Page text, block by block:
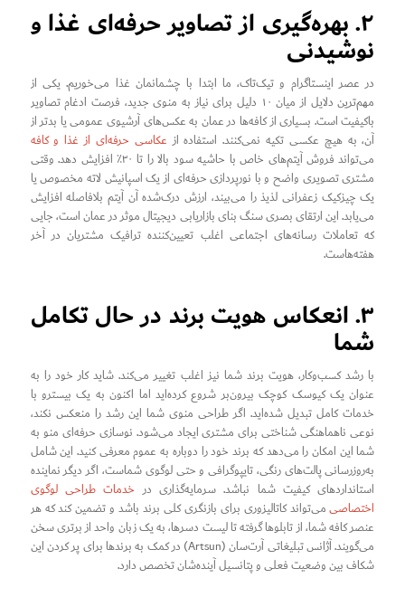
۲. بهره‌گیری از تصاویر حرفه‌ای غذا و
نوشیدنی
در عصر اینستاگرام و تیک‌تاک، ما ابتدا با چشمانمان غذا می‌خوریم. یکی از
مهم‌ترین دلایل از میان ۱۰ دلیل برای نیاز به منوی جدید، فرصت ادغام تصاویر
باکیفیت است. بسیاری از کافه‌ها در عمان به عکس‌های آرشیوی عمومی یا بدتر از
آن، به هیچ عکسی تکیه نمی‌کنند. استفاده از عکاسی حرفه‌ای از غذا و کافه
می‌تواند فروش آیتم‌های خاص با حاشیه سود بالا را تا ۳۰٪ افزایش دهد. وقتی
مشتری تصویری واضح و با نورپردازی حرفه‌ای از یک اسپانیش لاته مخصوص یا
یک چیزکیک زعفرانی لذیذ را می‌بیند، ارزش درک‌شده آن آیتم بلافاصله افزایش
می‌یابد. این ارتقای بصری سنگ بنای بازاریابی دیجیتال موثر در عمان است، جایی
که تعاملات رسانه‌های اجتماعی اغلب تعیین‌کننده ترافیک مشتریان در آخر
هفته‌هاست.
۳. انعکاس هویت برند در حال تکامل
شما
با رشد کسب‌وکار، هویت برند شما نیز اغلب تغییر می‌کند. شاید کار خود را به
عنوان یک کیوسک کوچک بیرون‌بر شروع کرده‌اید اما اکنون به یک بیسترو با
خدمات کامل تبدیل شده‌اید. اگر طراحی منوی شما این رشد را منعکس نکند،
نوعی ناهماهنگی شناختی برای مشتری ایجاد می‌شود. نوسازی حرفه‌ای منو به
شما این امکان را می‌دهد که برند خود را دوباره به عموم معرفی کنید. این شامل
به‌روزرسانی پالت‌های رنگی، تایپوگرافی و حتی لوگوی شماست، اگر دیگر نماینده
استانداردهای کیفیت شما نباشد. سرمایه‌گذاری در خدمات طراحی لوگوی
اختصاصیمی‌تواند کاتالیزوری برای بازنگری کلی برند باشد و تضمین کند که هر
عنصر کافه شما، از تابلوها گرفته تا لیست دسرها، به یک زبان واحد از برتری سخن
می‌گویند. آژانس تبلیغاتی آرت‌سان (Artsun) در کمک به برندها برای پر کردن این
شکاف بین وضعیت فعلی و پتانسیل آینده‌شان تخصص دارد.